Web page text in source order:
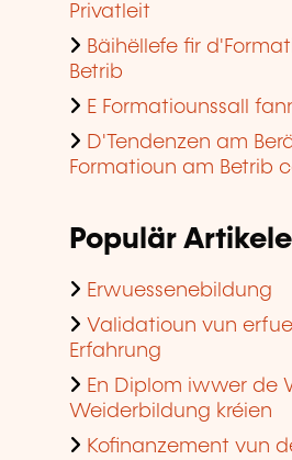
Privatleit
Bäihëllefe fir
Betrib
E Formatiounssall
D'Tendenzen am
Formatioun am Betrib
Populär
Erwuessenebildung
Validatioun vun
Erfahrung
En Diplom iwwer de
Weiderbildung kréien
Kofinanzement vun